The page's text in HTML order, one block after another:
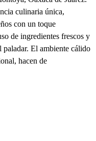
culinaria única,
con un toque
de ingredientes frescos y
El ambiente cálido
hacen de